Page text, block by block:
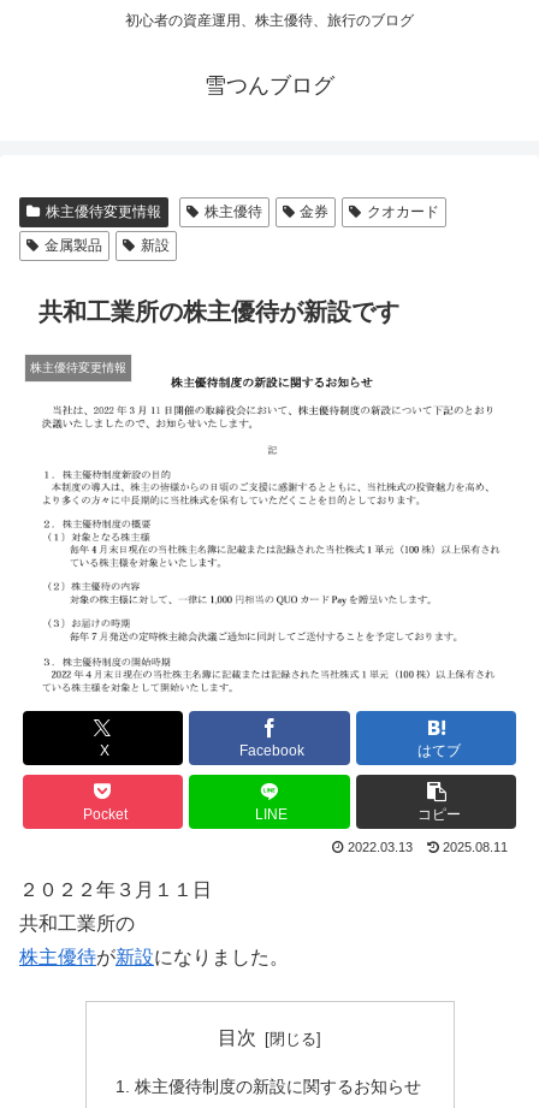
初心者の資産運用、株主優待、旅行のブログ
雪つんブログ
株主優待変更情報 株主優待 金券
クオカード
金属製品
新設
共和工業所の株主優待が新設です
株主優待変更情報
X Facebook はてブ
Pocket LINE コピー
2022.03.13 2025.08.11
２０２２年３月１１日
共和工業所の
株主優待が新設になりました。
目次
株主優待制度の新設に関するお知らせ